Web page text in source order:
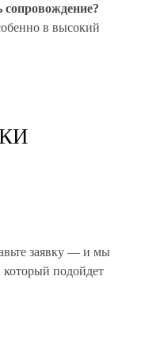
в высокий
заявку — и мы
который подойдет